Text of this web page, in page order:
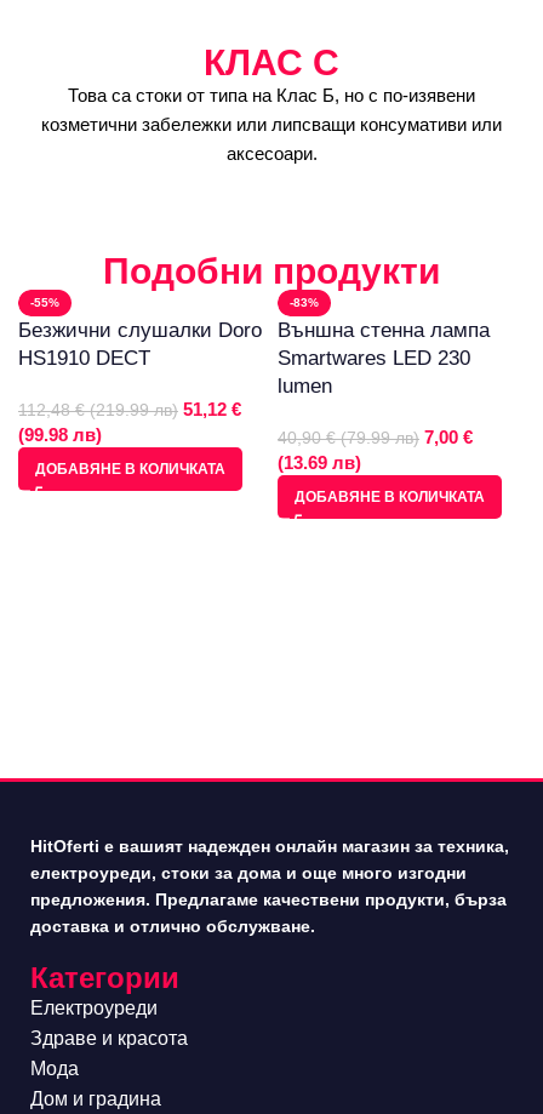
КЛАС C
Това са стоки от типа на Клас Б, но с по-изявени
козметични забележки или липсващи консумативи или
аксесоари.
Подобни продукти
-55%
Безжични слушалки Doro
HS1910 DECT
112,48 € (219.99 лв) 51,12 €
(99.98 лв)
ДОБАВЯНЕ В КОЛИЧКАТА
-83%
Външна стенна лампа
Smartwares LED 230
lumen
40,90 € (79.99 лв) 7,00 €
(13.69 лв)
ДОБАВЯНЕ В КОЛИЧКАТА
HitOferti е вашият надежден онлайн магазин за техника,
електроуреди, стоки за дома и още много изгодни
предложения. Предлагаме качествени продукти, бърза
доставка и отлично обслужване.
Категории
Електроуреди
Здраве и красота
Мода
Дом и градина